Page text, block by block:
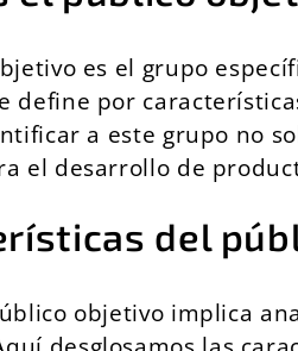
es el grupo
define por
a este grupo no
el desarrollo de
del
objetivo implica